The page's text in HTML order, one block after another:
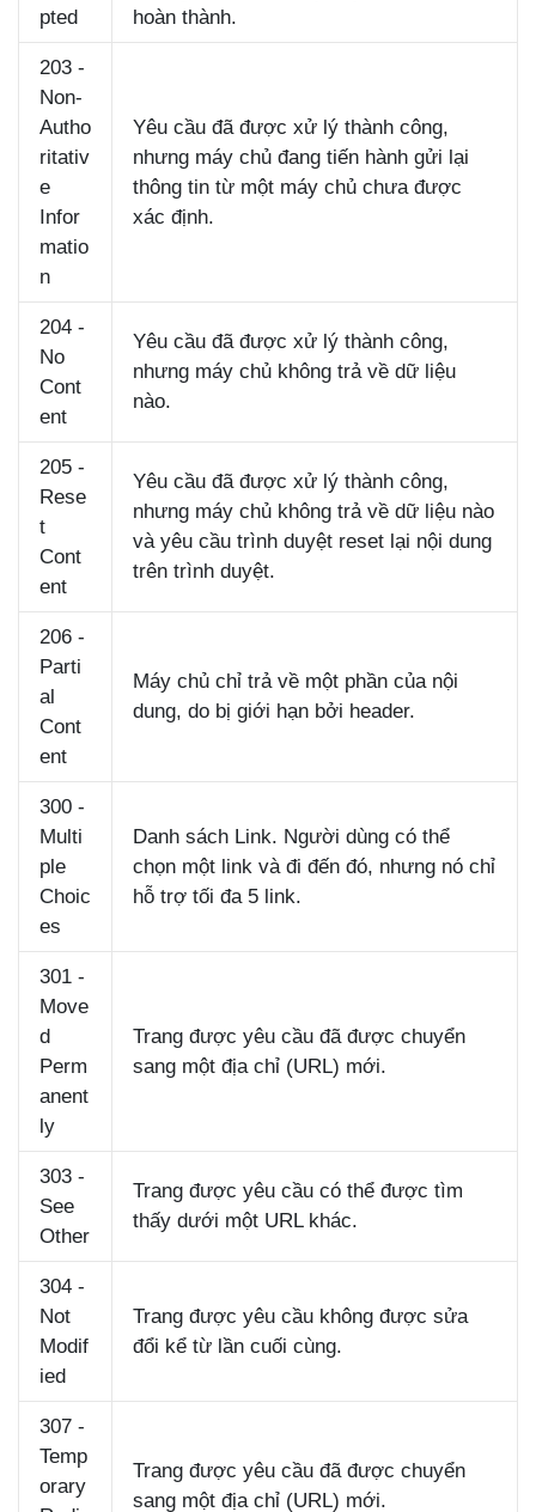
pted
hoàn thành.
203 -
Non-
Autho
ritativ
e
Infor
matio
n
Yêu cầu đã được xử lý thành công,
nhưng máy chủ đang tiến hành gửi lại
thông tin từ một máy chủ chưa được
xác định.
204 -
No
Cont
ent
Yêu cầu đã được xử lý thành công,
nhưng máy chủ không trả về dữ liệu
nào.
205 -
Rese
t
Cont
ent
Yêu cầu đã được xử lý thành công,
nhưng máy chủ không trả về dữ liệu nào
và yêu cầu trình duyệt reset lại nội dung
trên trình duyệt.
206 -
Parti
al
Cont
ent
Máy chủ chỉ trả về một phần của nội
dung, do bị giới hạn bởi header.
300 -
Multi
ple
Choic
es
Danh sách Link. Người dùng có thể
chọn một link và đi đến đó, nhưng nó chỉ
hỗ trợ tối đa 5 link.
301 -
Move
d
Perm
anent
ly
Trang được yêu cầu đã được chuyển
sang một địa chỉ (URL) mới.
303 -
See
Other
Trang được yêu cầu có thể được tìm
thấy dưới một URL khác.
304 -
Not
Modif
ied
Trang được yêu cầu không được sửa
đổi kể từ lần cuối cùng.
307 -
Temp
orary
Trang được yêu cầu đã được chuyển
sang một địa chỉ (URL) mới.